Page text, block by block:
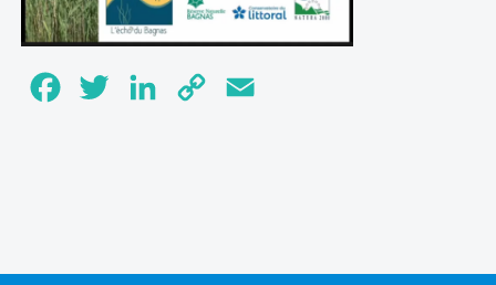
FacebookTwitter LinkedInCopy